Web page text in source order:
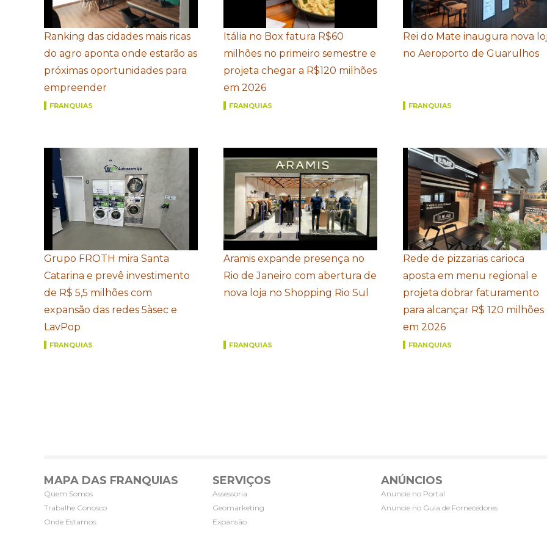
Ranking das cidades mais ricas
do agro aponta onde estarão as
próximas oportunidades para
empreender
FRANQUIAS
Itália no Box fatura R$60
milhões no primeiro semestre e
projeta chegar a R$120 milhões
em 2026
FRANQUIAS
Rei do Mate inaugura nova
no Aeroporto de Guarulhos
FRANQUIAS
Grupo FROTH mira Santa
Catarina e prevê investimento
de R$ 5,5 milhões com
expansão das redes 5àsec e
LavPop
FRANQUIAS
Aramis expande presença no
Rio de Janeiro com abertura de
nova loja no Shopping Rio Sul
FRANQUIAS
Rede de pizzarias carioca
aposta em menu regional e
projeta dobrar faturamento
para alcançar R$ 120 milhões
em 2026
FRANQUIAS
MAPA DAS FRANQUIAS
Quem Somos
Trabalhe Conosco
Onde Estamos
SERVIÇOS
Assessoria
Geomarketing
Expansão
ANÚNCIOS
Anuncie no Portal
Anuncie no Guia de Fornecedores